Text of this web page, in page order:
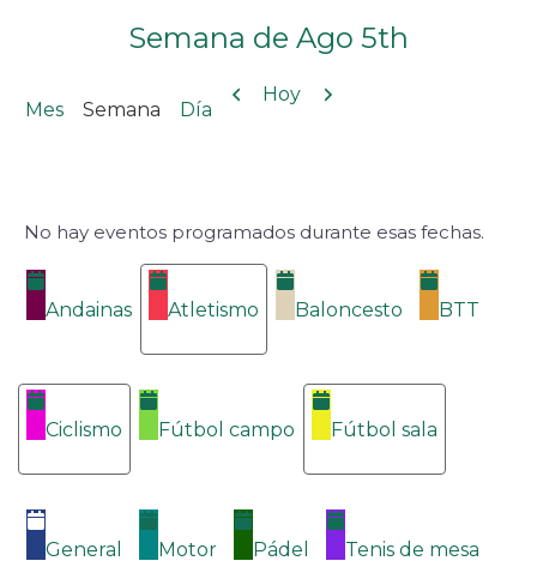
Semana de Ago 5th
Mes Semana Día
Anterior
Hoy Siguiente
No hay eventos programados durante esas fechas.
Categorías
Andainas Atletismo Baloncesto BTT
Ciclismo Fútbol campo Fútbol sala
General Motor Pádel Tenis de mesa